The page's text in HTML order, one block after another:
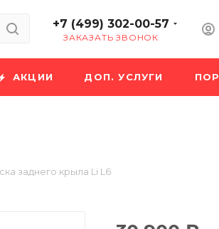
+7 (499) 302-00-57
ЗАКАЗАТЬ ЗВОНОК
АКЦИИ ДОП. УСЛУГИ
заднего крыла Li L6